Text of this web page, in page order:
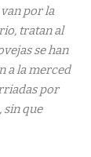
por la
tratan al
se han
a la merced
por
sin que